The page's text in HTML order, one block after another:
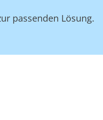
passenden Lösung.